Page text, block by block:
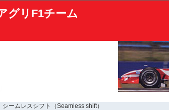
グリF1チーム
シームレスシフト（Seamless shift）